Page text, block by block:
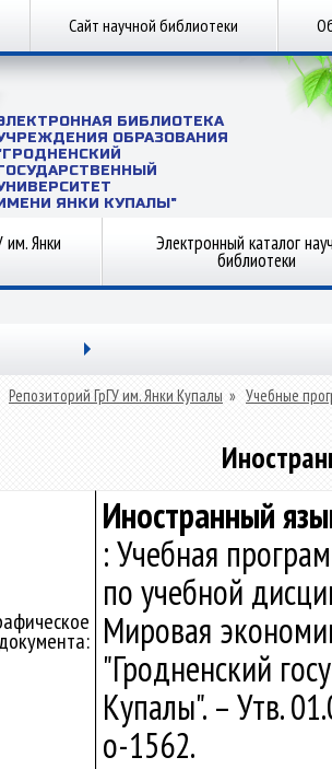
Сайт научной библиотеки
БИБЛИОТЕКА
ОБРАЗОВАНИЯ
ЯНКИ КУПАЛЫ"
им. Янки Электронный каталог
библиотеки
Репозиторий ГрГУ им. Янки Купалы » Учебные
Иностранный
: Учебная
по учебной
Мировая
"Гродненский
Купалы". – Утв.
о-1562.